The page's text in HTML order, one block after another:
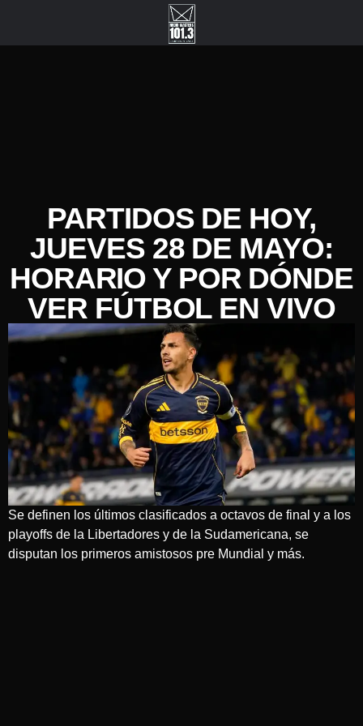
PARTIDOS DE HOY,
JUEVES 28 DE MAYO:
HORARIO Y POR DÓNDE
VER FÚTBOL EN VIVO
Se definen los últimos clasificados a octavos de final y a los
playoffs de la Libertadores y de la Sudamericana, se
disputan los primeros amistosos pre Mundial y más.